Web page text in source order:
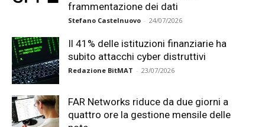
frammentazione dei dati
Stefano Castelnuovo - 24/07/2026
Il 41% delle istituzioni finanziarie ha
subito attacchi cyber distruttivi
Redazione BitMAT - 23/07/2026
FAR Networks riduce da due giorni a
quattro ore la gestione mensile delle